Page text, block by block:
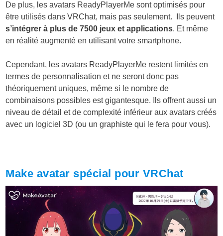
De plus, les avatars ReadyPlayerMe sont optimisés pour
être utilisés dans VRChat, mais pas seulement. Ils peuvent
s’intégrer à plus de 7500 jeux et applications. Et même
en réalité augmenté en utilisant votre smartphone.
Cependant, les avatars ReadyPlayerMe restent limités en
termes de personnalisation et ne seront donc pas
théoriquement uniques, même si le nombre de
combinaisons possibles est gigantesque. Ils offrent aussi un
niveau de détail et de complexité inférieur aux avatars créés
avec un logiciel 3D (ou un graphiste qui le fera pour vous).
Make avatar spécial pour VRChat